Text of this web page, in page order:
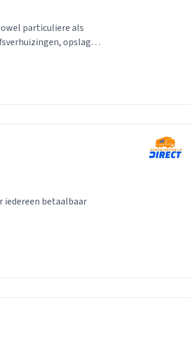
particuliere als
opslag
iedereen betaalbaar